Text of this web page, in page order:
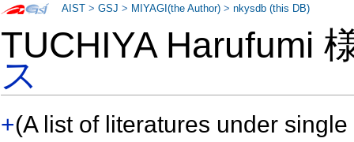
TUCHIYA Harufumi
ス
+(A list of literatures under
AIST >GSJ > MIYAGI(the Author) >nkysdb (this DB)